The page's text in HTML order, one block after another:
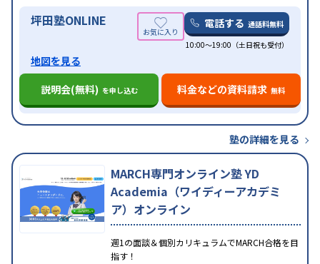
坪田塾ONLINE 電話する 通話料無料
10:00～19:00（土日祝も受付）
地図を見る
説明会(無料) を申し込む 料金などの資料請求 無料
塾の詳細を見る
MARCH専門オンライン塾 YD
Academia（ワイディーアカデミ
ア）オンライン
週1の面談＆個別カリキュラムでMARCH合格を目
指す！